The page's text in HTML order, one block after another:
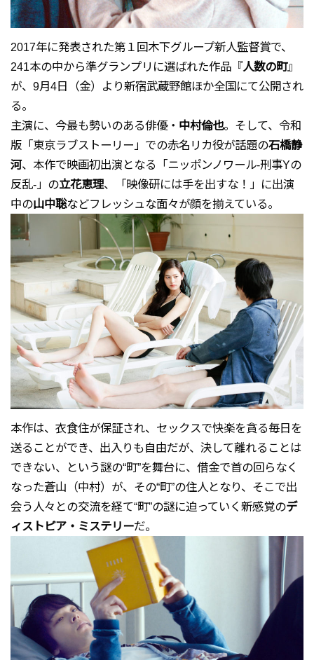
2017年に発表された第１回木下グループ新人監督賞で、
241本の中から準グランプリに選ばれた作品『人数の町』
が、9月4日（金）より新宿武蔵野館ほか全国にて公開され
る。
主演に、今最も勢いのある俳優・ 中村倫也。そして、令和
版「東京ラブストーリー」での赤名リカ役が話題の石橋静
河、本作で映画初出演となる「ニッポンノワール-刑事Yの
反乱-」の立花恵理、「映像研には手を出すな！」に出演
中の山中聡などフレッシュな面々が顔を揃えている。
本作は、衣食住が保証され、セックスで快楽を貪る毎日を
送ることができ、出入りも自由だが、決して離れることは
できない、という謎の“町”を舞台に、借金で首の回らなく
なった蒼山（中村）が、その“町”の住人となり、そこで出
会う人々との交流を経て“町”の謎に迫っていく新感覚のデ
ィストピア・ミステリーだ。